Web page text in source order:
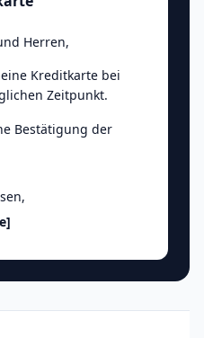
Herren,
Kreditkarte bei
Zeitpunkt.
Bestätigung der
,